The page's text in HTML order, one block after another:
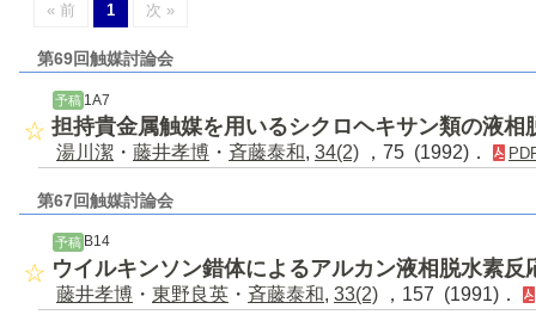
« 前 1 次 »
第69回触媒討論会
予稿 1A7
担持貴金属触媒を用いるシクロヘキサン類の液相
湯川潔 ・ 藤井孝博 ・ 斉藤泰和, 34(2) ，75 (1992)．
第67回触媒討論会
予稿 B14
ウイルキンソン錯体によるアルカン液相脱水素反
藤井孝博 ・ 東野良英 ・ 斉藤泰和, 33(2) ，157 (1991)．